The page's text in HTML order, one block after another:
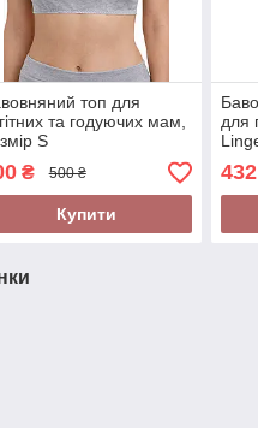
топ для
та годуючих мам,
S
₴ 500 ₴
Купити
для
432